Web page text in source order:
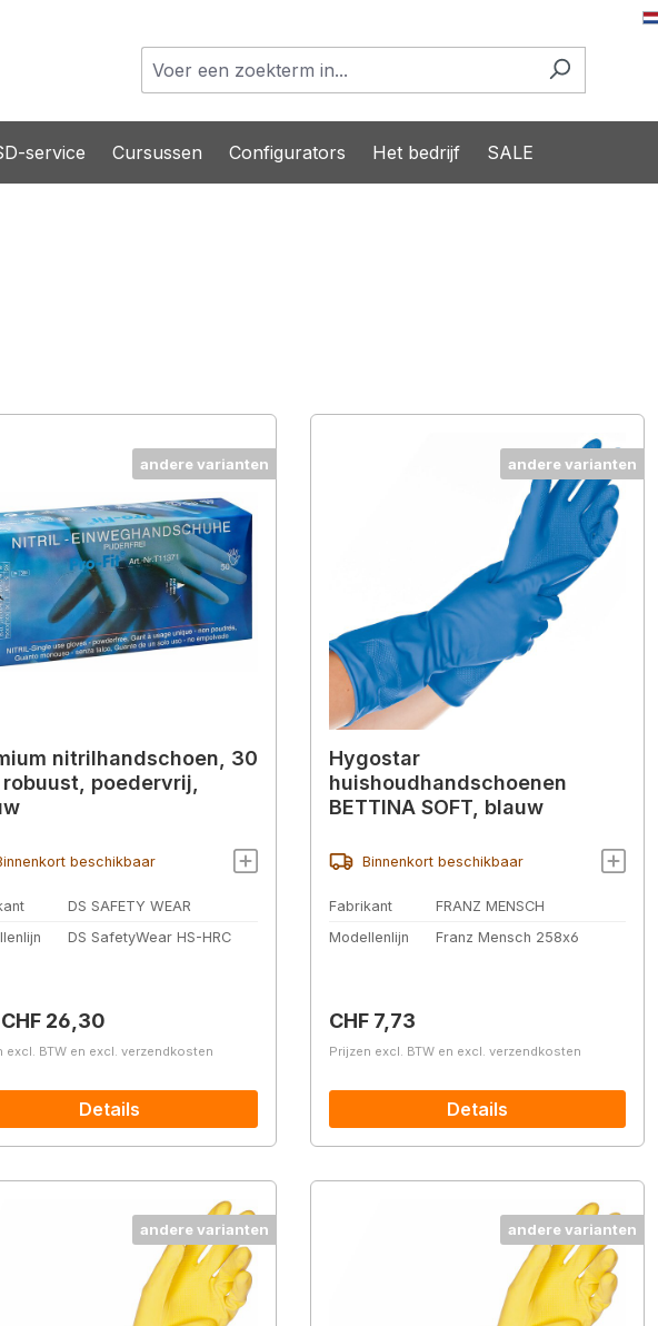
service Cursussen Configurators Het bedrijf SALE
andere varianten
nitrilhandschoen, 30
poedervrij,
beschikbaar
DS SAFETY WEAR
DS SafetyWear HS-HRC
prijs:
CHF 26,30
excl. BTW en excl. verzendkosten
Details
andere varianten
Hygostar
huishoudhandschoenen
BETTINA SOFT, blauw
Binnenkort beschikbaar
Fabrikant
FRANZ MENSCH
Modellenlijn
Franz Mensch 258x6
Normale prijs:
CHF 7,73
Prijzen excl. BTW en excl. verzendkosten
Details
andere varianten andere varianten